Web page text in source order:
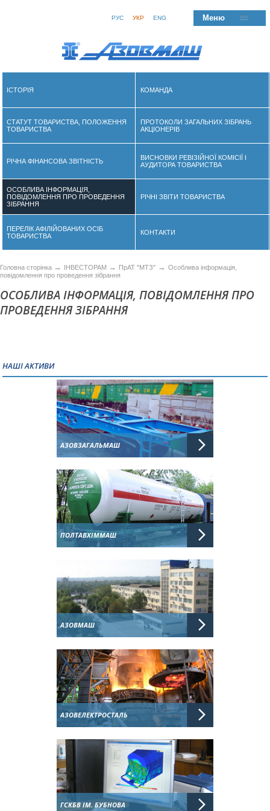
РУС УКР ENG Меню
ІСТОРІЯ КОМАНДА
СТАТУТ ТОВАРИСТВА, ПОЛОЖЕННЯ
ТОВАРИСТВА
ПРОТОКОЛИ ЗАГАЛЬНИХ ЗІБРАНЬ
АКЦІОНЕРІВ
РІЧНА ФІНАНСОВА ЗВІТНІСТЬ
ВИСНОВКИ РЕВІЗІЙНОЇ КОМІСІЇ І
АУДИТОРА ТОВАРИСТВА
ОСОБЛИВА ІНФОРМАЦІЯ,
ПОВІДОМЛЕННЯ ПРО ПРОВЕДЕННЯ
ЗІБРАННЯ
РІЧНІ ЗВІТИ ТОВАРИСТВА
ПЕРЕЛІК АФІЛIЙОВАНИХ ОСІБ
ТОВАРИСТВА
КОНТАКТИ
Головна сторінка → ІНВЕСТОРАМ → ПрАТ "МТЗ" → Особлива інформація,
повідомлення про проведення зібрання
ОСОБЛИВА ІНФОРМАЦІЯ, ПОВІДОМЛЕННЯ ПРО
ПРОВЕДЕННЯ ЗІБРАННЯ
НАШІ АКТИВИ
АЗОВЗАГАЛЬМАШ
ПОЛТАВХІММАШ
АЗОВМАШ
АЗОВЕЛЕКТРОСТАЛЬ
ГСКБВ ІМ. БУБНОВА